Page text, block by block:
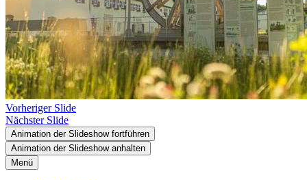
Vorheriger Slide
Nächster Slide
Animation der Slideshow fortführen
Animation der Slideshow anhalten
Menü